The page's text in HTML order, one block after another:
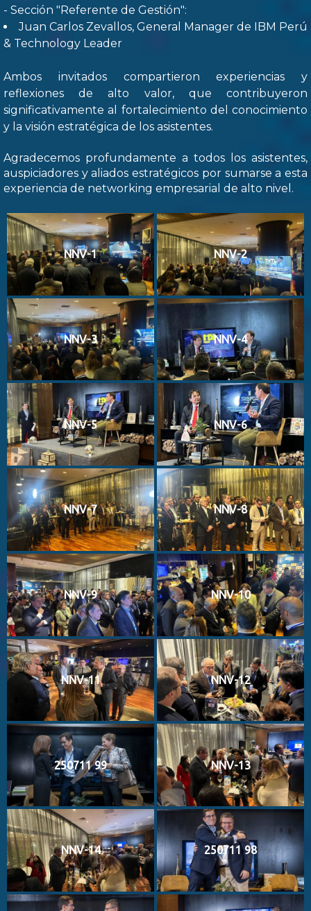
- Sección "Referente de Gestión":
Juan Carlos Zevallos, General Manager de IBM Perú
& Technology Leader
Ambos invitados compartieron experiencias y
reflexiones de alto valor, que contribuyeron
significativamente al fortalecimiento del conocimiento
y la visión estratégica de los asistentes.
Agradecemos profundamente a todos los asistentes,
auspiciadores y aliados estratégicos por sumarse a esta
experiencia de networking empresarial de alto nivel.
NNV-1 NNV-2
NNV-3 NNV-4
NNV-5 NNV-6
NNV-7 NNV-8
NNV-9 NNV-10
NNV-11 NNV-12
250711 99 NNV-13
NNV-14 250711 98